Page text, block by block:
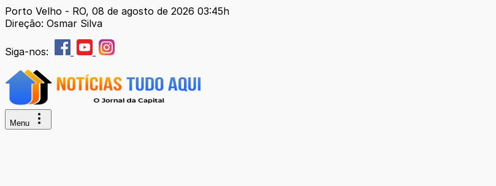
Porto Velho - RO, 08 de agosto de 2026 03:45h
Direção: Osmar Silva
Siga-nos:
Menu